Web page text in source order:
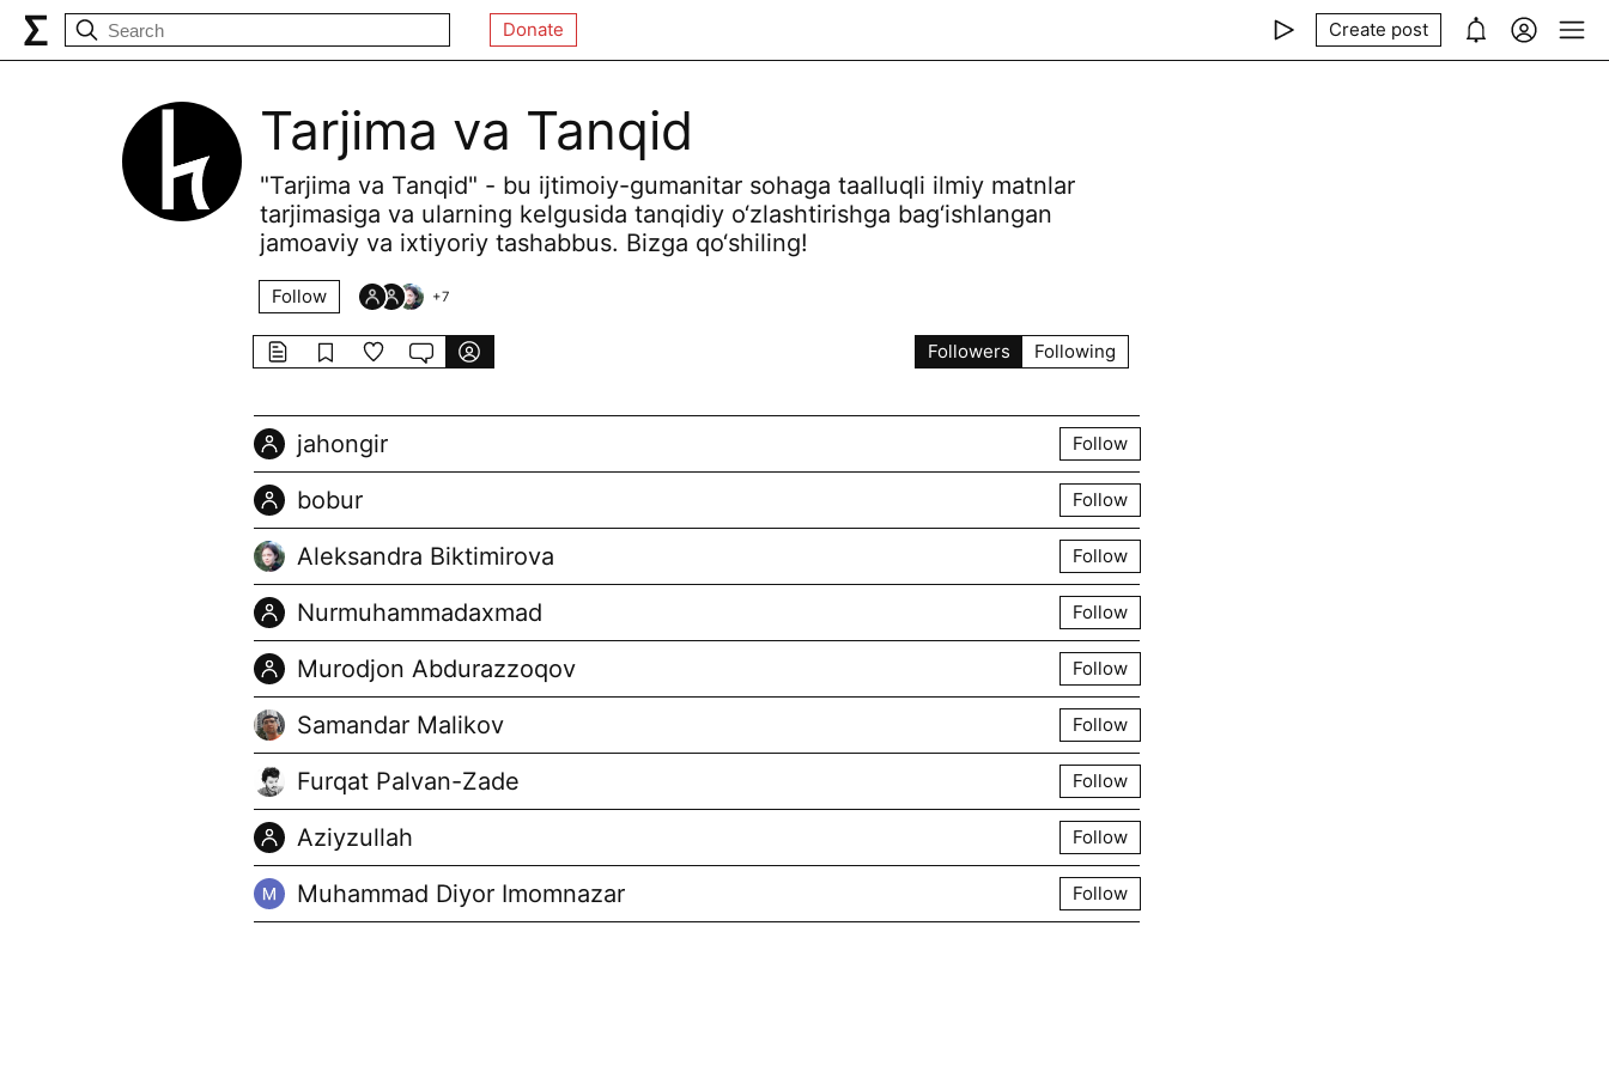
Donate Create post
Tarjima va Tanqid
"Tarjima va Tanqid" - bu ijtimoiy-gumanitar sohaga taalluqli ilmiy matnlar
tarjimasiga va ularning kelgusida tanqidiy o‘zlashtirishga bag‘ishlangan
jamoaviy va ixtiyoriy tashabbus. Bizga qo‘shiling!
Follow +7
Followers Following
jahongir Follow
bobur Follow
Aleksandra Biktimirova Follow
Nurmuhammadaxmad Follow
Murodjon Abdurazzoqov Follow
Samandar Malikov Follow
Furqat Palvan-Zade Follow
Aziyzullah Follow
Muhammad Diyor Imomnazar Follow